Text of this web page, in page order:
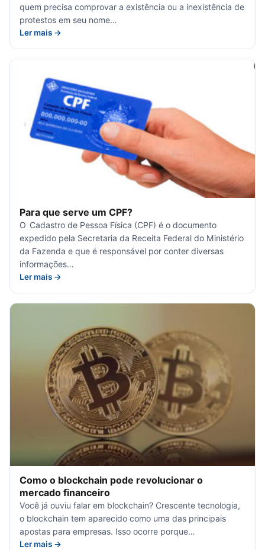
quem precisa comprovar a existência ou a inexistência de
protestos em seu nome…
Ler mais →
Para que serve um CPF?
O Cadastro de Pessoa Física (CPF) é o documento
expedido pela Secretaria da Receita Federal do Ministério
da Fazenda e que é responsável por conter diversas
informações…
Ler mais →
Como o blockchain pode revolucionar o
mercado financeiro
Você já ouviu falar em blockchain? Crescente tecnologia,
o blockchain tem aparecido como uma das principais
apostas para empresas. Isso ocorre porque…
Ler mais →